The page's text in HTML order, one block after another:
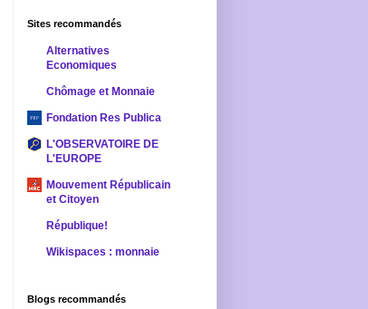
Sites recommandés
Alternatives
Economiques
Chômage et Monnaie
Fondation Res Publica
L'OBSERVATOIRE DE
L'EUROPE
Mouvement Républicain
et Citoyen
République!
Wikispaces : monnaie
Blogs recommandés